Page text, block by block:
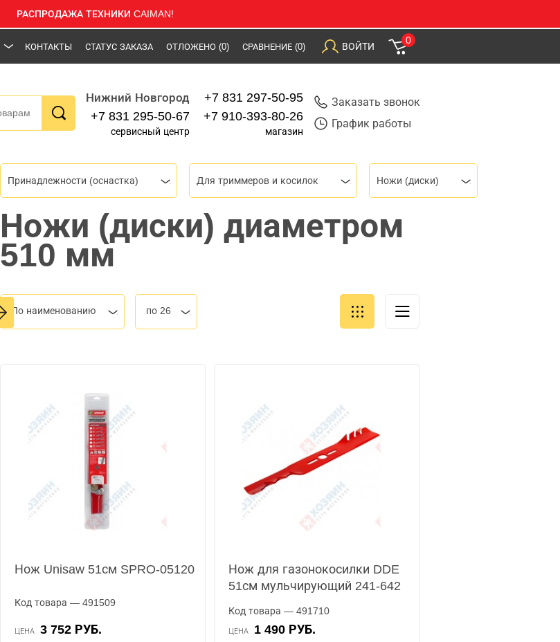
РАСПРОДАЖА ТЕХНИКИ CAIMAN!
КОНТАКТЫ СТАТУС ЗАКАЗА ОТЛОЖЕНО (0) СРАВНЕНИЕ (0) ВОЙТИ
0
Нижний Новгород
+7 831 295-50-67
сервисный центр
+7 831 297-50-95
+7 910-393-80-26
магазин
Заказать звонок
График работы
Принадлежности (оснастка) Для триммеров и косилок Ножи (диски)
Ножи (диски) диаметром
510 мм
По наименованию по 26
Нож Unisaw 51см SPRO-05120
Код товара — 491509
ЦЕНА 3 752 РУБ.
Нож для газонокосилки DDE
51см мульчирующий 241-642
Код товара — 491710
ЦЕНА 1 490 РУБ.